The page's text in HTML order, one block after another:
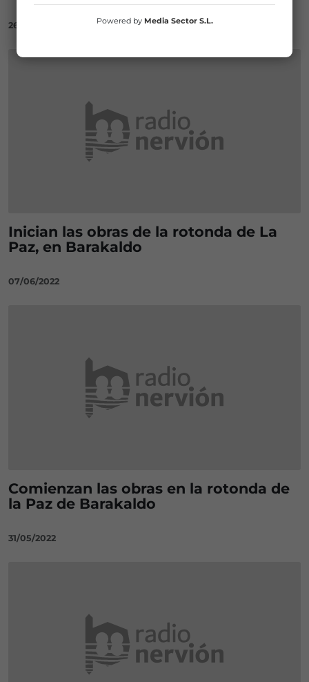
26/10/2022
Inician las obras de la rotonda de La
Paz, en Barakaldo
07/06/2022
Comienzan las obras en la rotonda de
la Paz de Barakaldo
31/05/2022
Powered by Media Sector S.L.